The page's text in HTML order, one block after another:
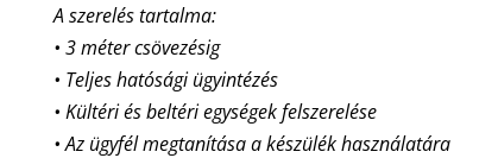
A szerelés tartalma:
• 3 méter csövezésig
• Teljes hatósági ügyintézés
• Kültéri és beltéri egységek felszerelése
• Az ügyfél megtanítása a készülék használatára